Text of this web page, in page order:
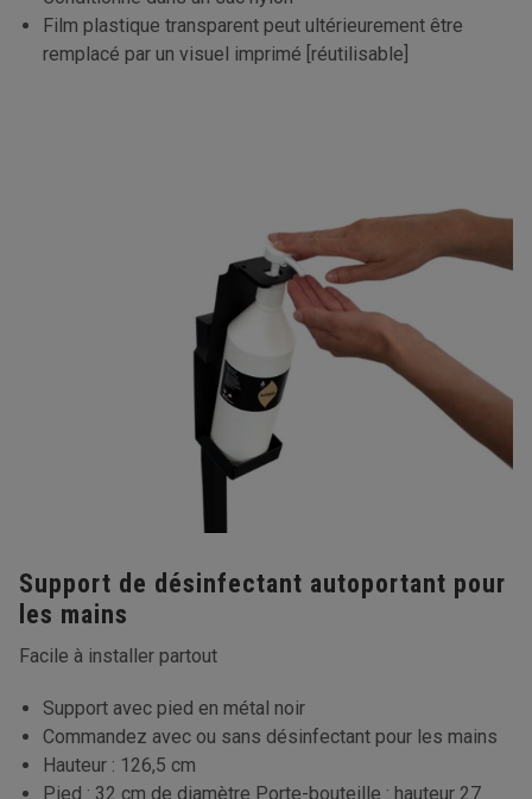
Film plastique transparent peut ultérieurement être
remplacé par un visuel imprimé [réutilisable]
Support de désinfectant autoportant pour
les mains
Facile à installer partout
Support avec pied en métal noir
Commandez avec ou sans désinfectant pour les mains
Hauteur : 126,5 cm
Pied : 32 cm de diamètre Porte-bouteille : hauteur 27